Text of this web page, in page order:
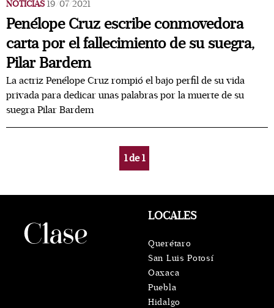
NOTICIAS 19/07/2021
Penélope Cruz escribe conmovedora
carta por el fallecimiento de su suegra,
Pilar Bardem
La actriz Penélope Cruz rompió el bajo perfil de su vida
privada para dedicar unas palabras por la muerte de su
suegra Pilar Bardem
1de1
LOCALES
Querétaro
San Luis Potosí
Oaxaca
Puebla
Hidalgo